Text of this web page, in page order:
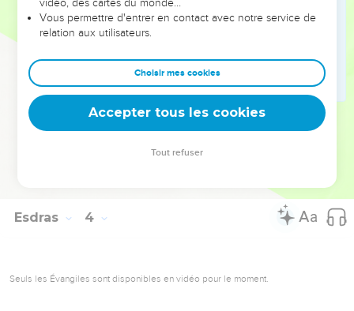
fondations du nouveau temple. Mais beaucoup crient de
joie.
Tout le monde pousse de grands cris. On les entend de
très loin. Ainsi, les gens ne peuvent pas faire la différence
entre les cris de joie des uns et les cris de tristesse des
autres.
© Société biblique française – Bibli’O, 2000, avec autorisation. Pour vous procurer
Esdras 4
Seuls les Évangiles sont disponibles en vidéo pour le moment.
vidéo, des cartes du monde…
Vous permettre d'entrer en contact avec notre service de
relation aux utilisateurs.
Choisir mes cookies
Accepter tous les cookies
Tout refuser